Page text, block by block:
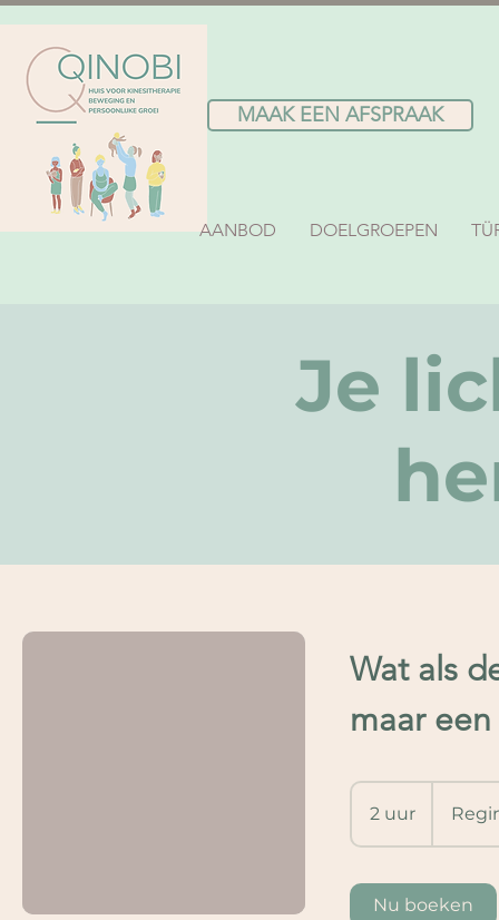
MAAK EEN AFSPRAAK
AANBOD DOELGROEPEN
Je
Wat als
maar
2 uur
u
Nu boeken